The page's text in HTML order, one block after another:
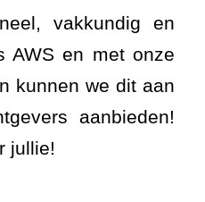
vakkundig en
AWS en met onze
kunnen we dit aan
aanbieden!
jullie!